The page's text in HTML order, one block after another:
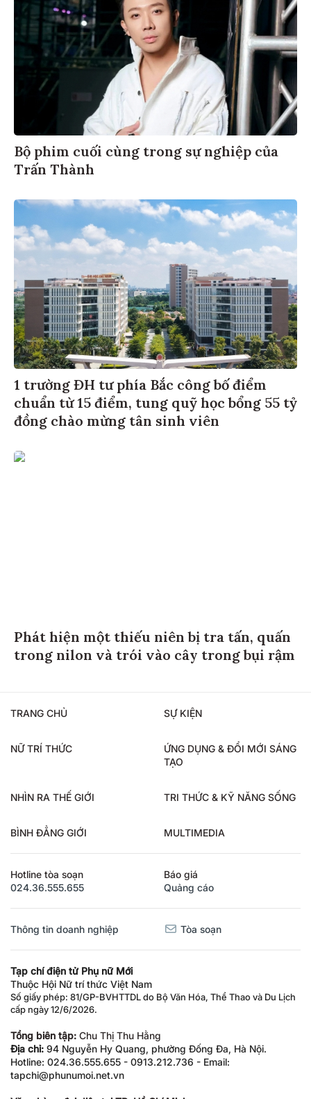
Bộ phim cuối cùng trong sự nghiệp của
Trấn Thành
1 trường ĐH tư phía Bắc công bố điểm
chuẩn từ 15 điểm, tung quỹ học bổng 55 tỷ
đồng chào mừng tân sinh viên
Phát hiện một thiếu niên bị tra tấn, quấn
trong nilon và trói vào cây trong bụi rậm
TRANG CHỦ SỰ KIỆN
NỮ TRÍ THỨC
ỨNG DỤNG & ĐỔI MỚI SÁNG
TẠO
NHÌN RA THẾ GIỚI TRI THỨC & KỸ NĂNG SỐNG
BÌNH ĐẲNG GIỚI MULTIMEDIA
Hotline tòa soạn
024.36.555.655
Báo giá
Quảng cáo
Thông tin doanh nghiệp Tòa soạn
Tạp chí điện tử Phụ nữ Mới
Thuộc Hội Nữ trí thức Việt Nam
Số giấy phép: 81/GP-BVHTTDL do Bộ Văn Hóa, Thể Thao và Du Lịch
cấp ngày 12/6/2026.
Tổng biên tập: Chu Thị Thu Hằng
Địa chỉ: 94 Nguyễn Hy Quang, phường Đống Đa, Hà Nội.
Hotline: 024.36.555.655 - 0913.212.736 - Email:
tapchi@phunumoi.net.vn